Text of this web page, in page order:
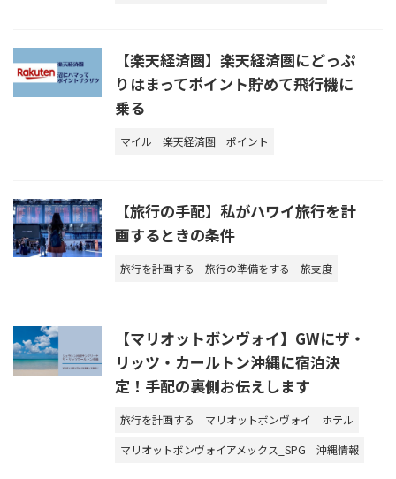
【楽天経済圏】楽天経済圏にどっぷ
りはまってポイント貯めて飛行機に
乗る
マイル 楽天経済圏 ポイント
【旅行の手配】私がハワイ旅行を計
画するときの条件
旅行を計画する 旅行の準備をする 旅支度
【マリオットボンヴォイ】GWにザ・
リッツ・カールトン沖縄に宿泊決
定！手配の裏側お伝えします
旅行を計画する マリオットボンヴォイ
ホテル
マリオットボンヴォイアメックス_SPG
沖縄情報